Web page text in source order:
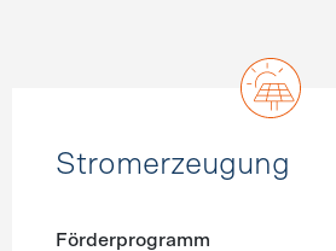
Stromerzeugung
Förderprogramm